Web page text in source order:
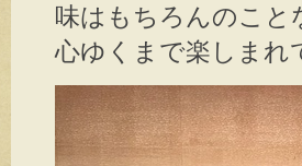
味はもちろんのこと
心ゆくまで楽しまれ